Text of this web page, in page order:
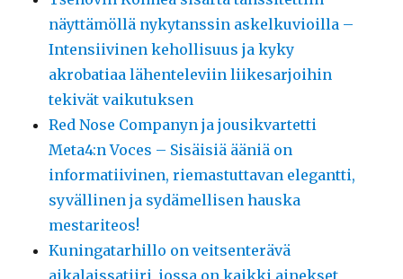
näyttämöllä nykytanssin askelkuvioilla –
Intensiivinen kehollisuus ja kyky
akrobatiaa lähenteleviin liikesarjoihin
tekivät vaikutuksen
Red Nose Companyn ja jousikvartetti
Meta4:n Voces – Sisäisiä ääniä on
informatiivinen, riemastuttavan elegantti,
syvällinen ja sydämellisen hauska
mestariteos!
Kuningatarhillo on veitsenterävä
aikalaissatiiri, jossa on kaikki ainekset